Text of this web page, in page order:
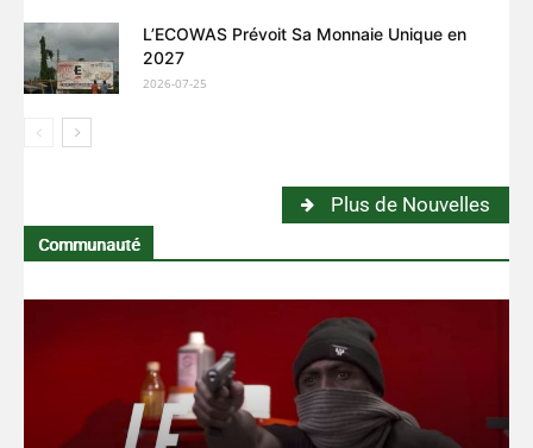
L’ECOWAS Prévoit Sa Monnaie Unique en
2027
2026-07-25
Plus de Nouvelles
Communauté